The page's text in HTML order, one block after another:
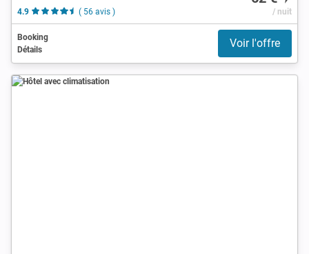
4.9
( 56 avis ) / nuit
Booking
Détails
Voir l'offre